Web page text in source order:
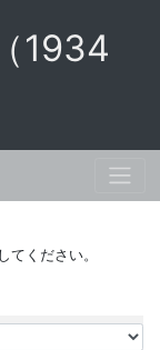
1934
ください。